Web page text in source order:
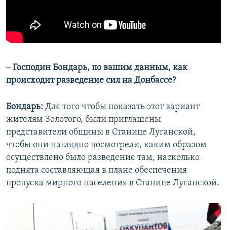
‒ Господин Бондарь, по вашим данным, как
происходит разведение сил на Донбассе?
Бондарь: Для того чтобы показать этот вариант
жителям Золотого, были приглашены
представители общины в Станице Луганской,
чтобы они наглядно посмотрели, каким образом
осуществлено было разведение там, насколько
поднята составляющая в плане обеспечения
пропуска мирного населения в Станице Луганской.